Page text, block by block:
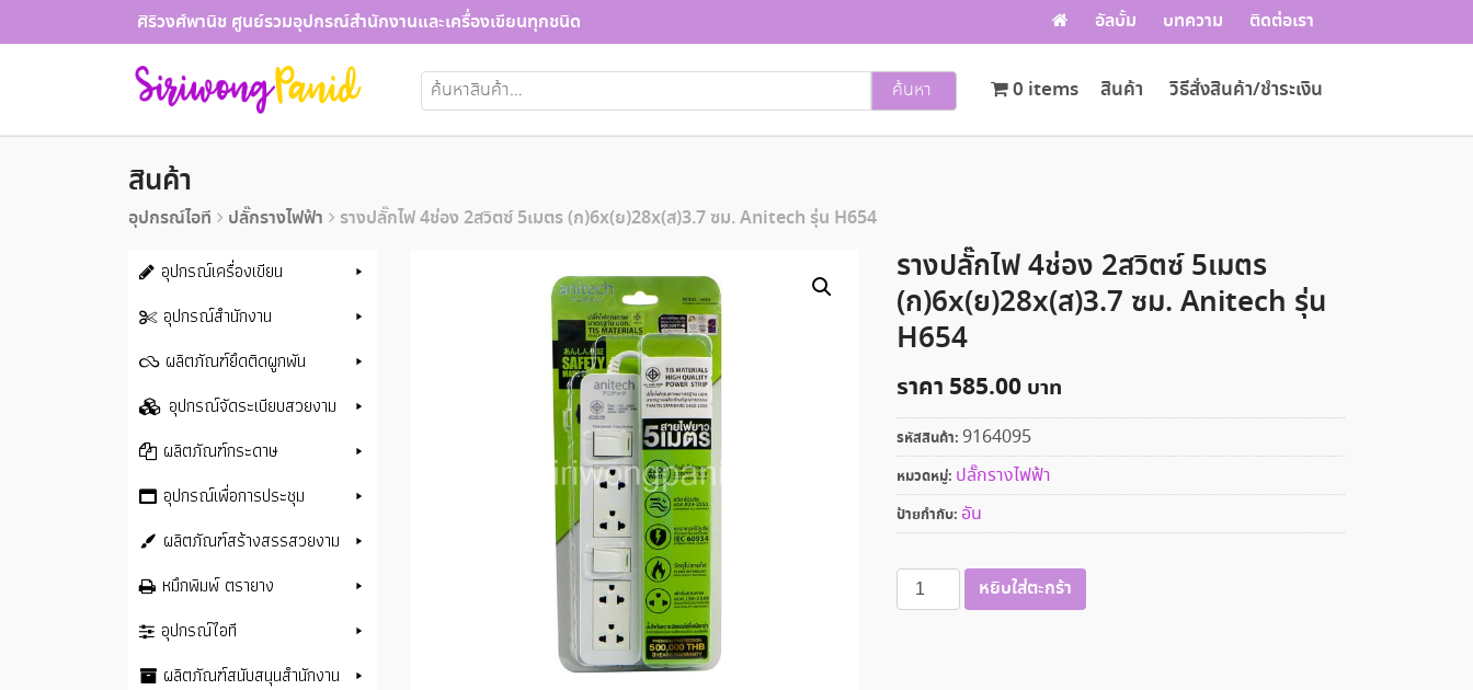
to
ศิริวงศ์พานิช ศูนย์รวมอุปกรณ์สำนักงานและเครื่องเขียนทุกชนิด อัลบั้ม บทความ ติดต่อเรา
ค้นหา: ค้นหา สินค้า วิธีสั่งสินค้า/ชำระเงิน
0 items
สินค้า
อุปกรณ์ไอที ปลั๊กรางไฟฟ้า รางปลั๊กไฟ 4ช่อง 2สวิตซ์ 5เมตร (ก)6x(ย)28x(ส)3.7 ซม. Anitech รุ่น H654
รางปลั๊กไฟ 4ช่อง 2สวิตซ์ 5เมตร
(ก)6x(ย)28x(ส)3.7 ซม. Anitech รุ่น
H654
ราคา 585.00
รหัสสินค้า: 9164095
หมวดหมู่: ปลั๊กรางไฟฟ้า
ป้ายกำกับ: อัน
จำนวน
ราง
หยิบใส่ตะกร้า
อุปกรณ์เครื่องเขียน
อุปกรณ์สำนักงาน
ผลิตภัณฑ์ยึดติดผูกพัน
อุปกรณ์จัดระเบียบสวยงาม
ผลิตภัณฑ์กระดาษ
อุปกรณ์เพื่อการประชุม
ผลิตภัณฑ์สร้างสรรสวยงาม
หมึกพิมพ์ ตรายาง
อุปกรณ์ไอที
ผลิตภัณฑ์สนับสนุนสำนักงาน